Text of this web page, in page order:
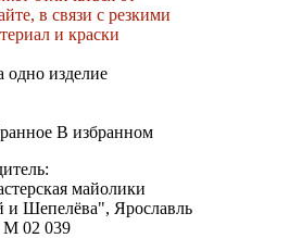
в связи с резкими
и краски
одно изделие
В избранном
майолики
и Шепелёва", Ярославль
М 02 039